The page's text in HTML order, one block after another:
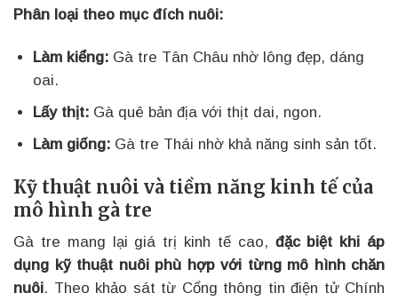
Phân loại theo mục đích nuôi:
Làm kiểng:Gà tre Tân Châu nhờ lông đẹp, dáng
oai.
Lấy thịt:Gà quê bản địa với thịt dai, ngon.
Làm giống:Gà tre Thái nhờ khả năng sinh sản tốt.
Kỹ thuật nuôi và tiềm năng kinh tế của
mô hình gà tre
Gà tre mang lại giá trị kinh tế cao, đặc biệt khi áp
dụng kỹ thuật nuôi phù hợp với từng mô hình chăn
nuôi. Theo khảo sát từ Cổng thông tin điện tử Chính